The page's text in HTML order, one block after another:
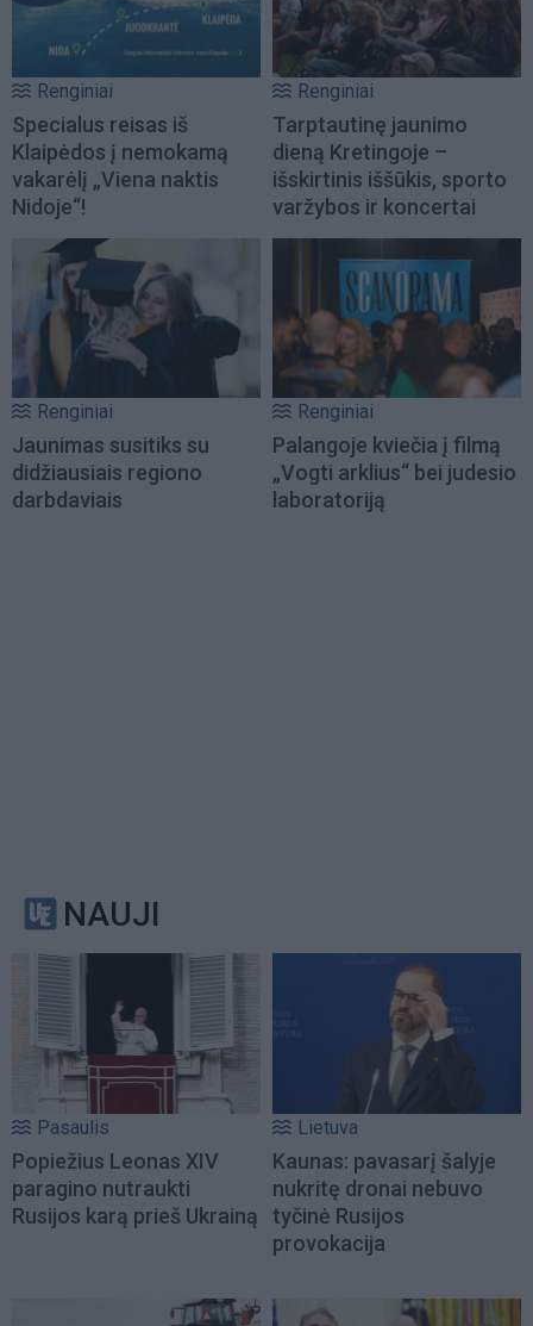
Renginiai
Specialus reisas iš
Klaipėdos į nemokamą
vakarėlį „Viena naktis
Nidoje“!
Renginiai
Tarptautinę jaunimo
dieną Kretingoje –
išskirtinis iššūkis, sporto
varžybos ir koncertai
Renginiai
Jaunimas susitiks su
didžiausiais regiono
darbdaviais
Renginiai
Palangoje kviečia į filmą
„Vogti arklius“ bei judesio
laboratoriją
NAUJI
Pasaulis
Popiežius Leonas XIV
paragino nutraukti
Rusijos karą prieš Ukrainą
Lietuva
Kaunas: pavasarį šalyje
nukritę dronai nebuvo
tyčinė Rusijos
provokacija